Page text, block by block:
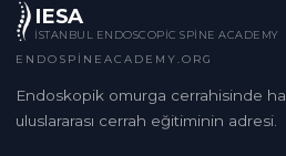
IESA
İSTANBUL ENDOSCOPIC SPINE ACADEMY
ENDOSPINEACADEMY.ORG
Endoskopik omurga cerrahisinde
uluslararası cerrah eğitiminin adresi.